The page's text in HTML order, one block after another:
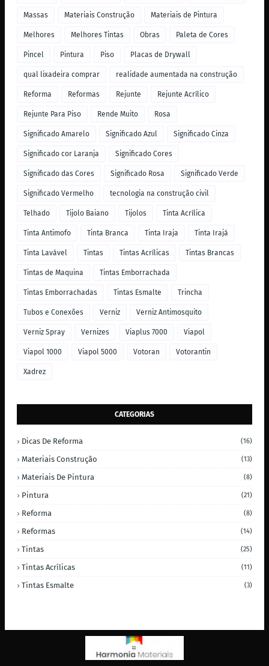
Massas Materiais Construção Materiais de Pintura
Melhores Melhores Tintas Obras Paleta de Cores
Pincel Pintura Piso Placas de Drywall
qual lixadeira comprar realidade aumentada na construção
Reforma Reformas Rejunte Rejunte Acrílico
Rejunte Para Piso Rende Muito Rosa
Significado Amarelo Significado Azul Significado Cinza
Significado cor Laranja Significado Cores
Significado das Cores Significado Rosa Significado Verde
Significado Vermelho tecnologia na construção civil
Telhado Tijolo Baiano Tijolos Tinta Acrílica
Tinta Antimofo Tinta Branca Tinta Iraja Tinta Irajá
Tinta Lavável Tintas Tintas Acrílicas Tintas Brancas
Tintas de Maquina Tintas Emborrachada
Tintas Emborrachadas Tintas Esmalte Trincha
Tubos e Conexões Verniz Verniz Antimosquito
Verniz Spray Vernizes Viaplus 7000 Viapol
Viapol 1000 Viapol 5000 Votoran Votorantin
Xadrez
CATEGORIAS
Dicas De Reforma (16)
Materiais Construção (13)
Materiais De Pintura (8)
Pintura (21)
Reforma (8)
Reformas (14)
Tintas (25)
Tintas Acrílicas (11)
Tintas Esmalte (3)